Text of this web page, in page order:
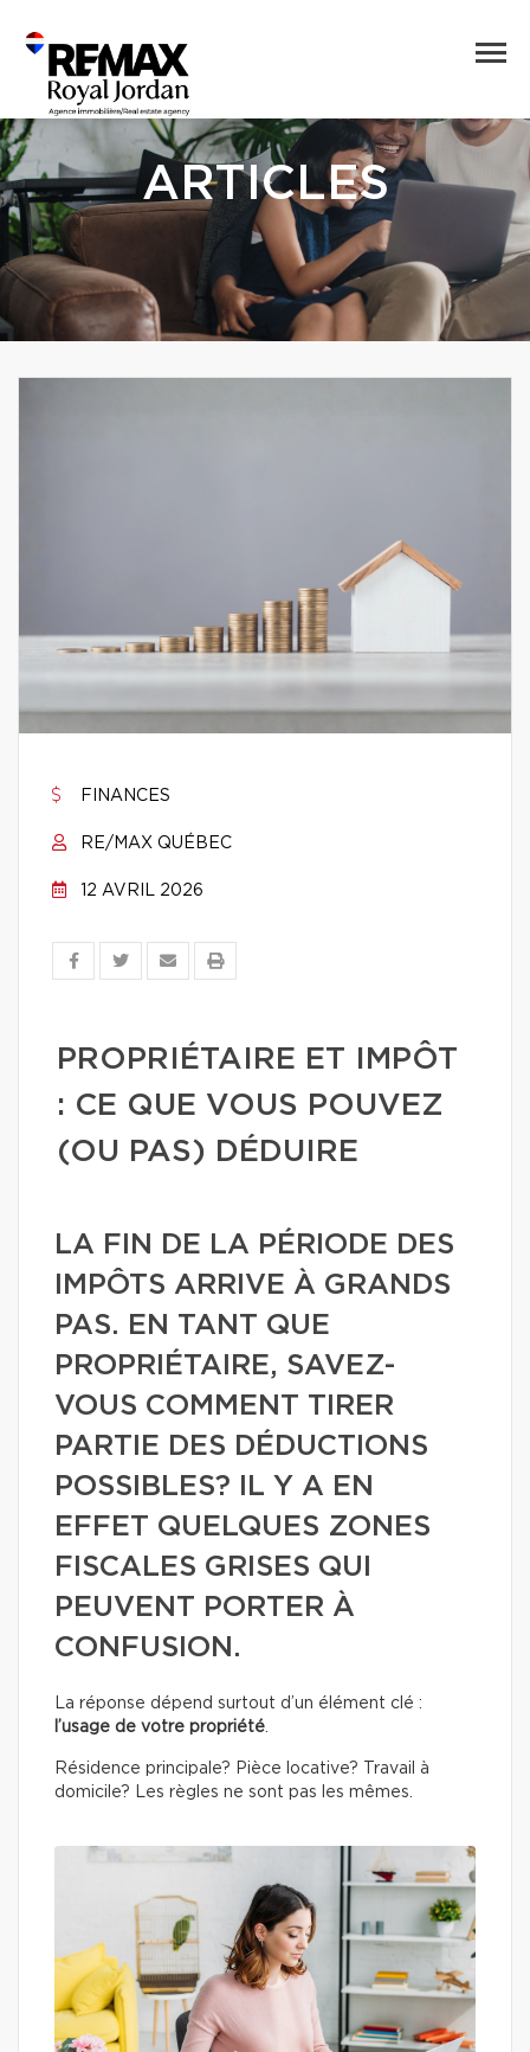
ARTICLES
FINANCES
RE/MAX QUÉBEC
12 AVRIL 2026
PROPRIÉTAIRE ET IMPÔT
: CE QUE VOUS POUVEZ
(OU PAS) DÉDUIRE
LA FIN DE LA PÉRIODE DES
IMPÔTS ARRIVE À GRANDS
PAS. EN TANT QUE
PROPRIÉTAIRE, SAVEZ-
VOUS COMMENT TIRER
PARTIE DES DÉDUCTIONS
POSSIBLES? IL Y A EN
EFFET QUELQUES ZONES
FISCALES GRISES QUI
PEUVENT PORTER À
CONFUSION.
La réponse dépend surtout d’un élément clé :
l’usage de votre propriété.
Résidence principale? Pièce locative? Travail à
domicile? Les règles ne sont pas les mêmes.